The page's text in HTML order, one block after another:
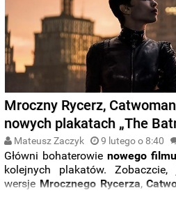
Mroczny Rycerz,
nowych plakatach „The
Mateusz Zaczyk 9 lutego o 8:40
Główni bohaterowie nowego
kolejnych plakatów.
wersje Mrocznego Rycerza,